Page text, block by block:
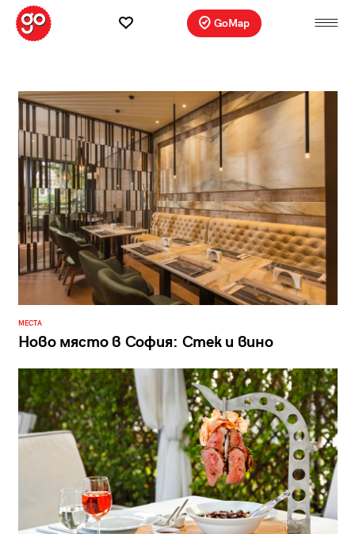
GoMap
МЕСТА
Ново място в София: Стек и вино